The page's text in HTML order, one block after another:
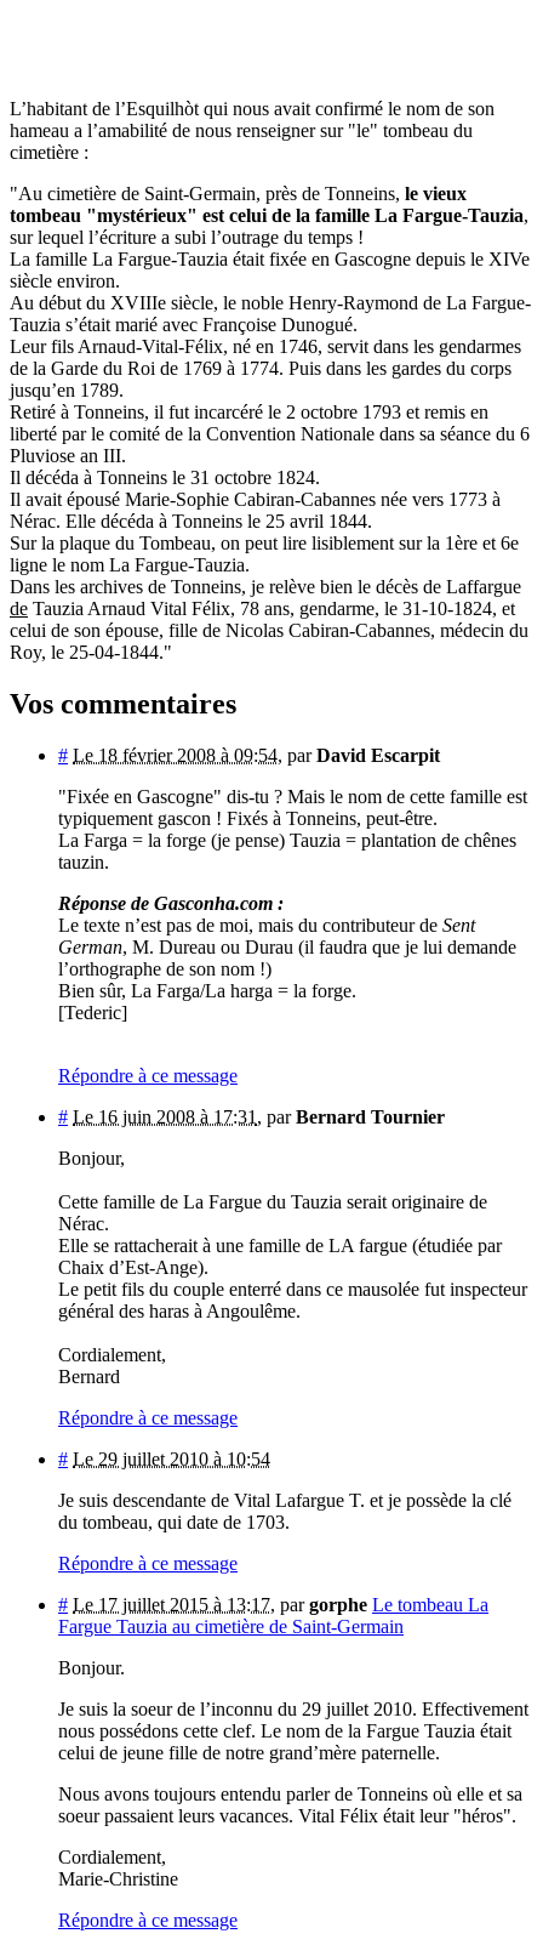
L’habitant de l’Esquilhòt qui nous avait confirmé le nom de son
hameau a l’amabilité de nous renseigner sur "le" tombeau du
cimetière :
"Au cimetière de Saint-Germain, près de Tonneins, le vieux
tombeau "mystérieux" est celui de la famille La Fargue-Tauzia,
sur lequel l’écriture a subi l’outrage du temps !
La famille La Fargue-Tauzia était fixée en Gascogne depuis le XIVe
siècle environ.
Au début du XVIIIe siècle, le noble Henry-Raymond de La Fargue-
Tauzia s’était marié avec Françoise Dunogué.
Leur fils Arnaud-Vital-Félix, né en 1746, servit dans les gendarmes
de la Garde du Roi de 1769 à 1774. Puis dans les gardes du corps
jusqu’en 1789.
Retiré à Tonneins, il fut incarcéré le 2 octobre 1793 et remis en
liberté par le comité de la Convention Nationale dans sa séance du 6
Pluviose an III.
Il décéda à Tonneins le 31 octobre 1824.
Il avait épousé Marie-Sophie Cabiran-Cabannes née vers 1773 à
Nérac. Elle décéda à Tonneins le 25 avril 1844.
Sur la plaque du Tombeau, on peut lire lisiblement sur la 1ère et 6e
ligne le nom La Fargue-Tauzia.
Dans les archives de Tonneins, je relève bien le décès de Laffargue
de Tauzia Arnaud Vital Félix, 78 ans, gendarme, le 31-10-1824, et
celui de son épouse, fille de Nicolas Cabiran-Cabannes, médecin du
Roy, le 25-04-1844."
Vos commentaires
# Le 18 février 2008 à 09:54, parDavid Escarpit
"Fixée en Gascogne" dis-tu ? Mais le nom de cette famille est
typiquement gascon ! Fixés à Tonneins, peut-être.
La Farga = la forge (je pense) Tauzia = plantation de chênes
tauzin.
Réponse de Gasconha.com :
Le texte n’est pas de moi, mais du contributeur de Sent
German, M. Dureau ou Durau (il faudra que je lui demande
l’orthographe de son nom !)
Bien sûr, La Farga/La harga = la forge.
[Tederic]
Répondre à ce message
# Le 16 juin 2008 à 17:31 , parBernard Tournier
Bonjour,
Cette famille de La Fargue du Tauzia serait originaire de
Nérac.
Elle se rattacherait à une famille de LA fargue (étudiée par
Chaix d’Est-Ange).
Le petit fils du couple enterré dans ce mausolée fut inspecteur
général des haras à Angoulême.
Cordialement,
Bernard
Répondre à ce message
# Le 29 juillet 2010 à 10:54
Je suis descendante de Vital Lafargue T. et je possède la clé
du tombeau, qui date de 1703.
Répondre à ce message
# Le 17 juillet 2015 à 13:17, pargorphe Le tombeau La
Fargue Tauzia au cimetière de Saint-Germain
Bonjour.
Je suis la soeur de l’inconnu du 29 juillet 2010. Effectivement
nous possédons cette clef. Le nom de la Fargue Tauzia était
celui de jeune fille de notre grand’mère paternelle.
Nous avons toujours entendu parler de Tonneins où elle et sa
soeur passaient leurs vacances. Vital Félix était leur "héros".
Cordialement,
Marie-Christine
Répondre à ce message